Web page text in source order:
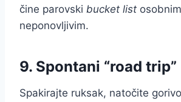
čine parovski bucket list
neponovljivim.
9. Spontani “road trip”
Spakirajte ruksak, natočite